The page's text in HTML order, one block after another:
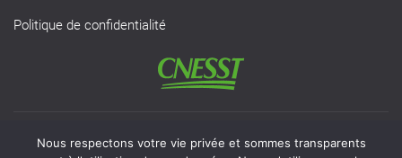
Politique de confidentialité
Permis de recrutement # AR-2101593 - Une agence de
Nous respectons votre vie privée et sommes transparents